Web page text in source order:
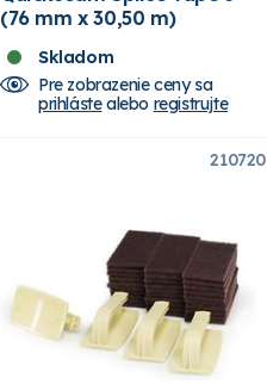
(76 mm x 30,50 m)
Skladom
Pre zobrazenie ceny sa
prihlástealebo registrujte
210720